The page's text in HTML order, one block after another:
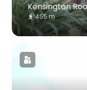
Kensington
455 m